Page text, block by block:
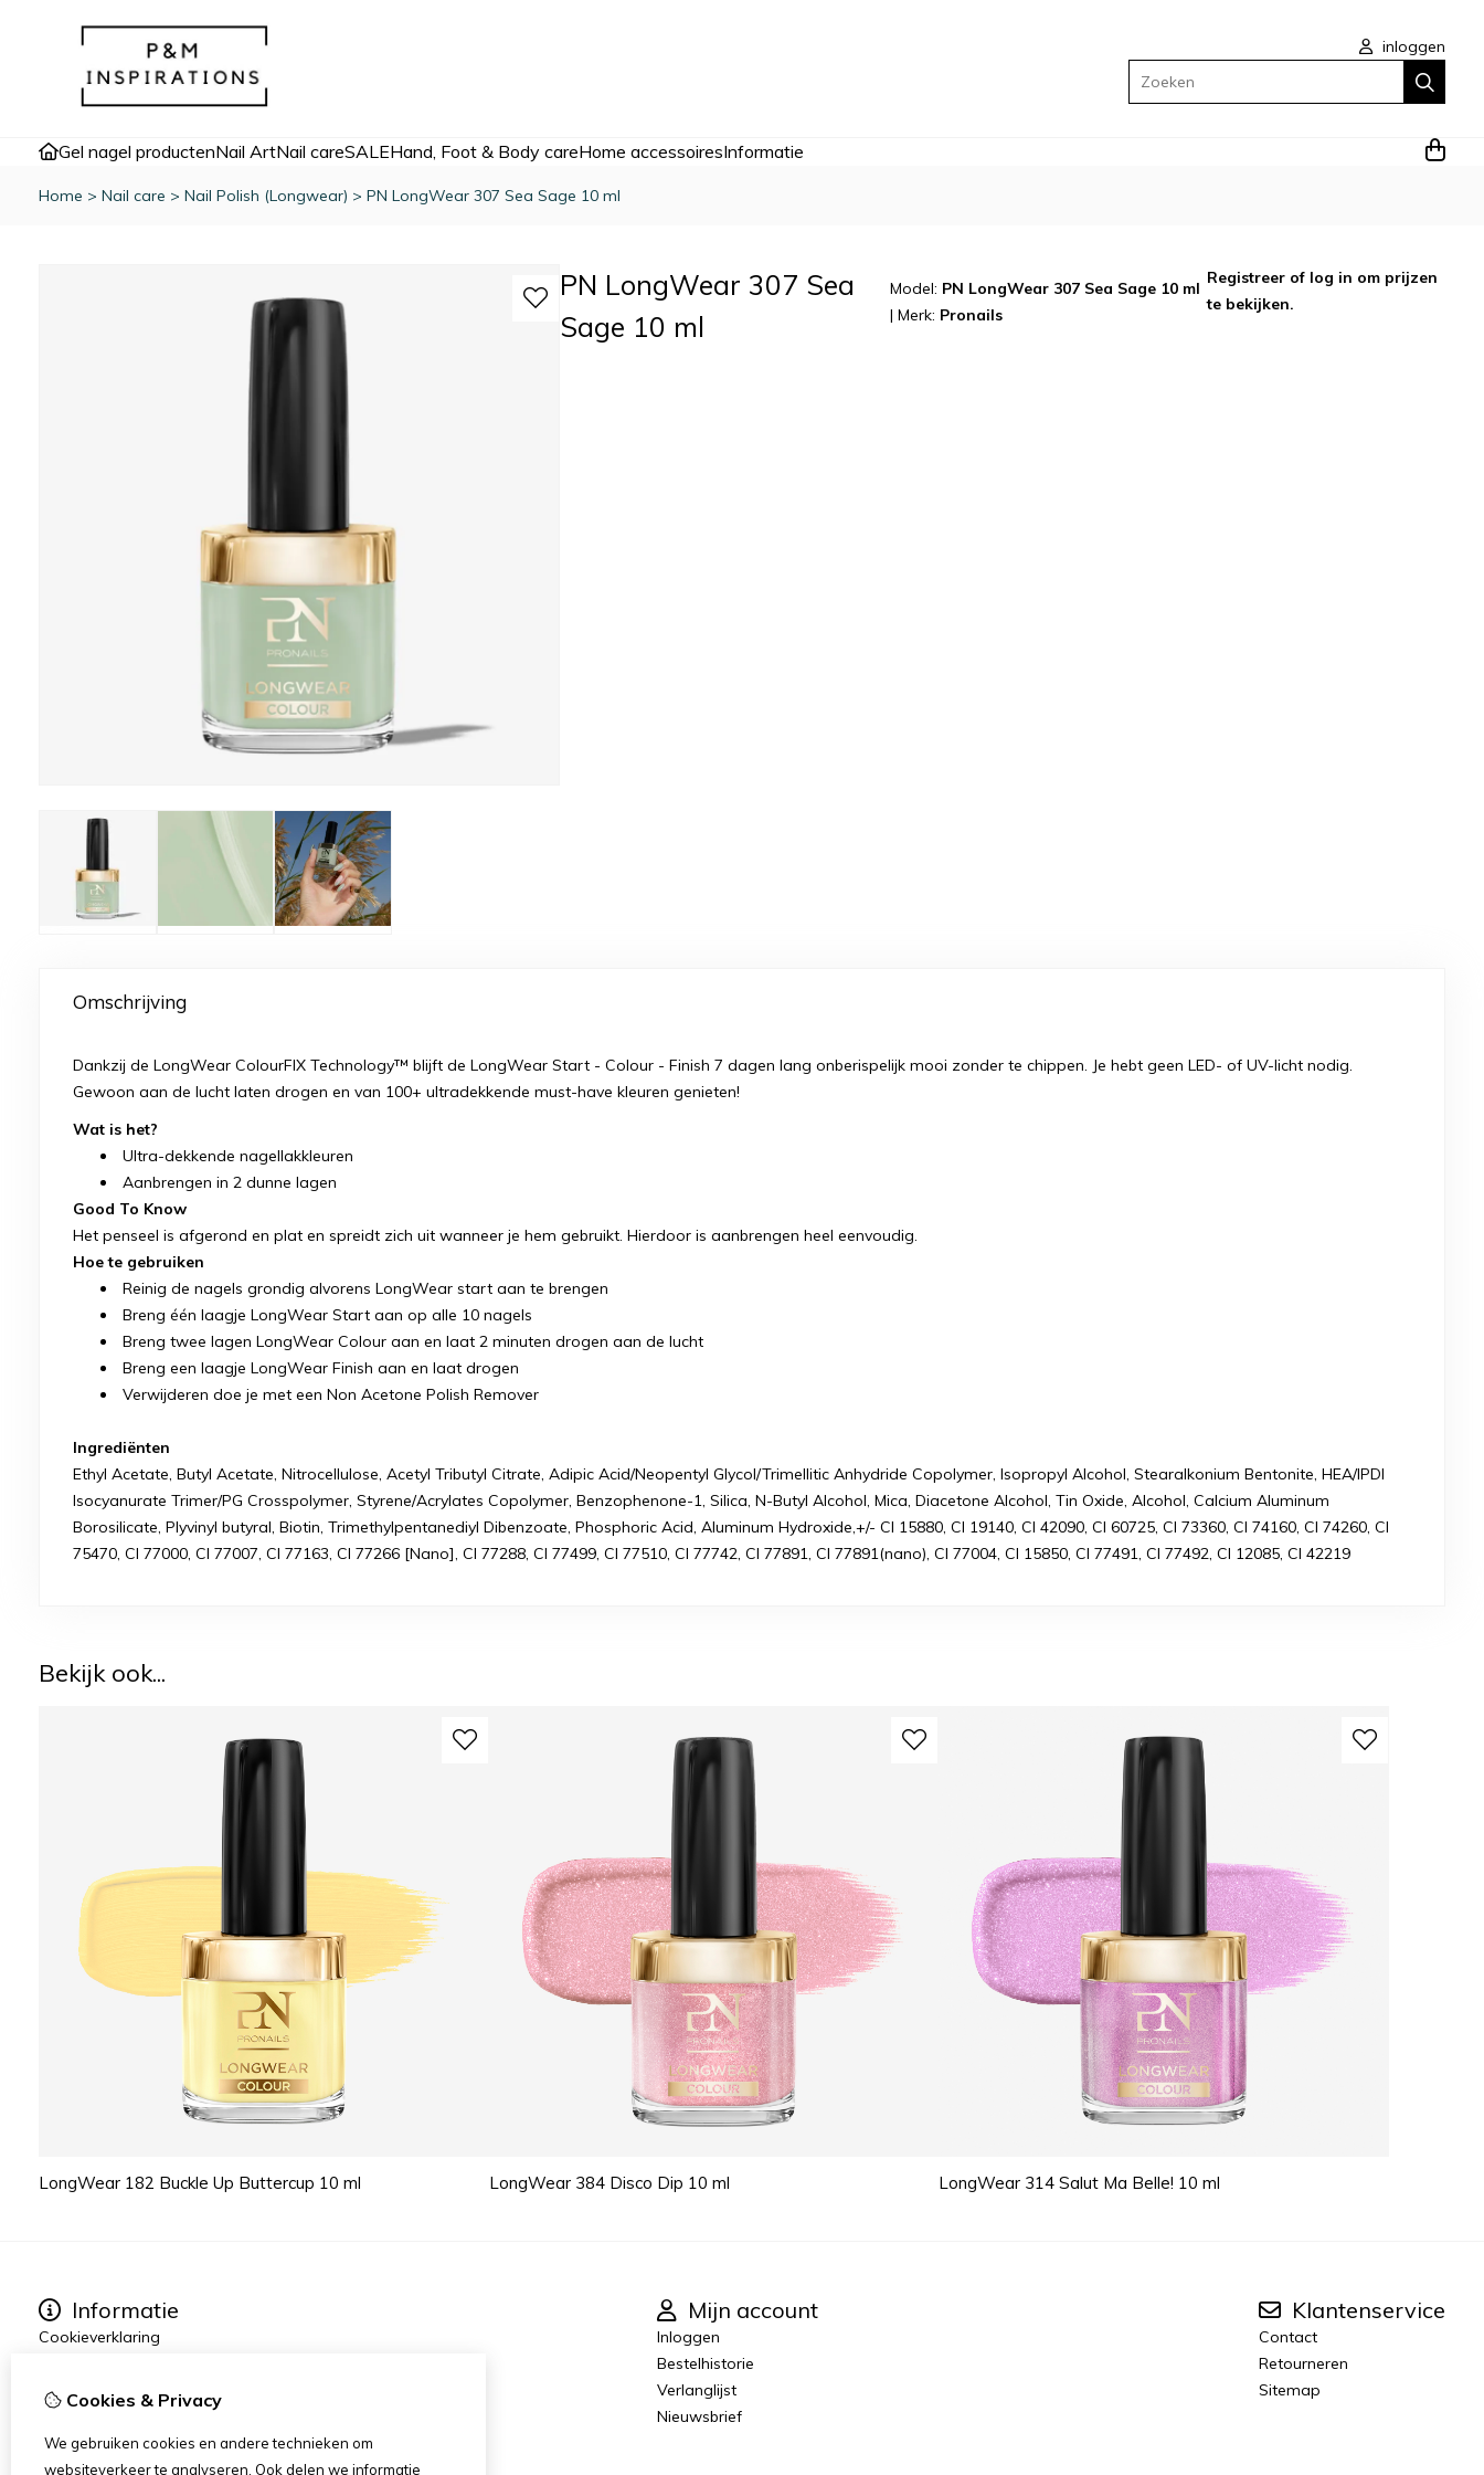
inloggen
Zoeken
Gel nagel productenNail ArtNail careSALEHand, Foot & Body careHome accessoiresInformatie
Home > Nail care > Nail Polish (Longwear) > PN LongWear 307 Sea Sage 10 ml
PN LongWear 307 Sea
Sage 10 ml
Model: PN LongWear 307 Sea Sage 10 ml
|Merk: Pronails
Registreerof log in om prijzen
te bekijken.
Omschrijving
Dankzij de LongWear ColourFIX Technology™ blijft de LongWear Start - Colour - Finish 7 dagen lang onberispelijk mooi zonder te chippen. Je hebt geen LED- of UV-licht nodig.
Gewoon aan de lucht laten drogen en van 100+ ultradekkende must-have kleuren genieten!
Wat is het?
Ultra-dekkende nagellakkleuren
Aanbrengen in 2 dunne lagen
Good To Know
Het penseel is afgerond en plat en spreidt zich uit wanneer je hem gebruikt. Hierdoor is aanbrengen heel eenvoudig.
Hoe te gebruiken
Reinig de nagels grondig alvorens LongWear start aan te brengen
Breng één laagje LongWear Start aan op alle 10 nagels
Breng twee lagen LongWear Colour aan en laat 2 minuten drogen aan de lucht
Breng een laagje LongWear Finish aan en laat drogen
Verwijderen doe je met een Non Acetone Polish Remover
Ingrediënten
Ethyl Acetate, Butyl Acetate, Nitrocellulose, Acetyl Tributyl Citrate, Adipic Acid/Neopentyl Glycol/Trimellitic Anhydride Copolymer, Isopropyl Alcohol, Stearalkonium Bentonite, HEA/IPDI
Isocyanurate Trimer/PG Crosspolymer, Styrene/Acrylates Copolymer, Benzophenone-1, Silica, N-Butyl Alcohol, Mica, Diacetone Alcohol, Tin Oxide, Alcohol, Calcium Aluminum
Borosilicate, Plyvinyl butyral, Biotin, Trimethylpentanediyl Dibenzoate, Phosphoric Acid, Aluminum Hydroxide,+/- CI 15880, CI 19140, CI 42090, CI 60725, CI 73360, CI 74160, CI 74260, CI
75470, CI 77000, CI 77007, CI 77163, CI 77266 [Nano], CI 77288, CI 77499, CI 77510, CI 77742, CI 77891, CI 77891(nano), CI 77004, CI 15850, CI 77491, CI 77492, CI 12085, CI 42219
Bekijk ook...
LongWear 182 Buckle Up Buttercup 10 ml LongWear 384 Disco Dip 10 ml LongWear 314 Salut Ma Belle! 10 ml
Informatie
Cookieverklaring
Blog
B2B verkoop
Algemene voorwaarden
Mijn account
Inloggen
Bestelhistorie
Verlanglijst
Nieuwsbrief
Klantenservice
Contact
Retourneren
Sitemap
Cookies & Privacy
We gebruiken cookies en andere technieken om
websiteverkeer te analyseren. Ook delen we informatie